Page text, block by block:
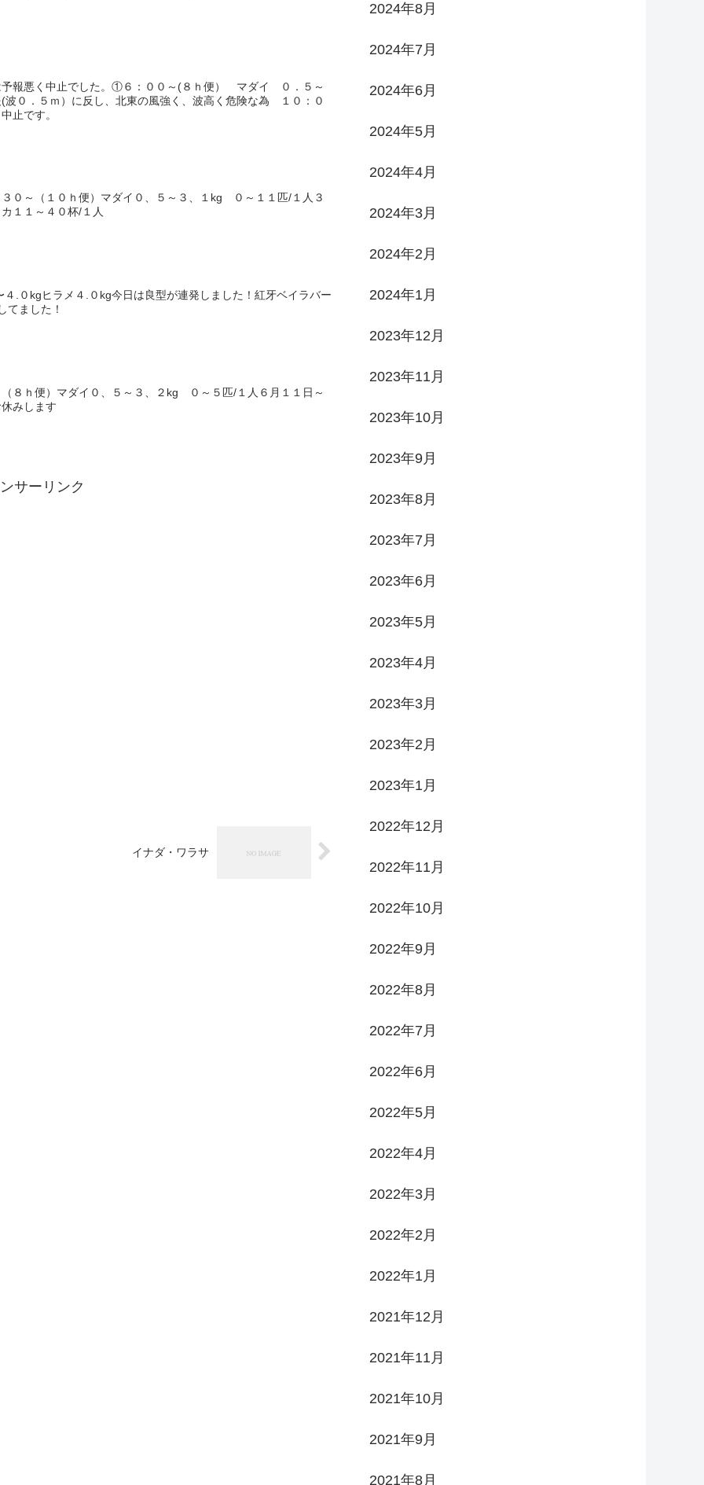
予報悪く中止でした。①６：００～(８ｈ便） マダイ ０．５～
０．５ｍ）に反し、北東の風強く、波高く危険な為 １０：０
止です。
０～（１０ｈ便）マダイ０、５～３、１kg ０～１１匹/１人３
１１～４０杯/１人
.０kgヒラメ４.０kg今日は良型が連発しました！紅牙ベイラバー
てました！
８ｈ便）マダイ０、５～３、２kg ０～５匹/１人６月１１日～
みします
サーリンク
イナダ・ワラサ
2024年8月
2024年7月
2024年6月
2024年5月
2024年4月
2024年3月
2024年2月
2024年1月
2023年12月
2023年11月
2023年10月
2023年9月
2023年8月
2023年7月
2023年6月
2023年5月
2023年4月
2023年3月
2023年2月
2023年1月
2022年12月
2022年11月
2022年10月
2022年9月
2022年8月
2022年7月
2022年6月
2022年5月
2022年4月
2022年3月
2022年2月
2022年1月
2021年12月
2021年11月
2021年10月
2021年9月
2021年8月